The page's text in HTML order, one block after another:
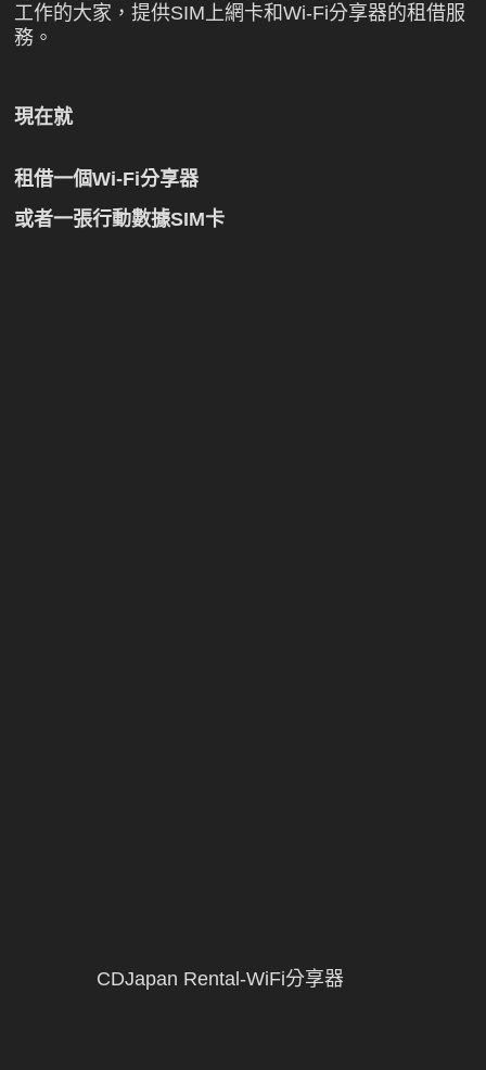
工作的大家，提供SIM上網卡和Wi-Fi分享器的租借服
務。
現在就
租借一個Wi-Fi分享器
或者一張行動數據SIM卡
CDJapan Rental-WiFi分享器